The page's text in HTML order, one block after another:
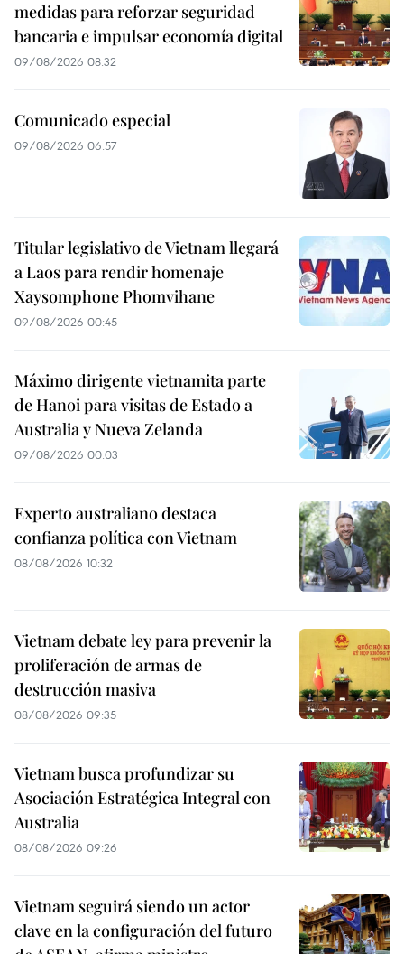
medidas para reforzar seguridad
bancaria e impulsar economía digital
09/08/2026 08:32
Comunicado especial
09/08/2026 06:57
Titular legislativo de Vietnam llegará
a Laos para rendir homenaje
Xaysomphone Phomvihane
09/08/2026 00:45
Máximo dirigente vietnamita parte
de Hanoi para visitas de Estado a
Australia y Nueva Zelanda
09/08/2026 00:03
Experto australiano destaca
confianza política con Vietnam
08/08/2026 10:32
Vietnam debate ley para prevenir la
proliferación de armas de
destrucción masiva
08/08/2026 09:35
Vietnam busca profundizar su
Asociación Estratégica Integral con
Australia
08/08/2026 09:26
Vietnam seguirá siendo un actor
clave en la configuración del futuro